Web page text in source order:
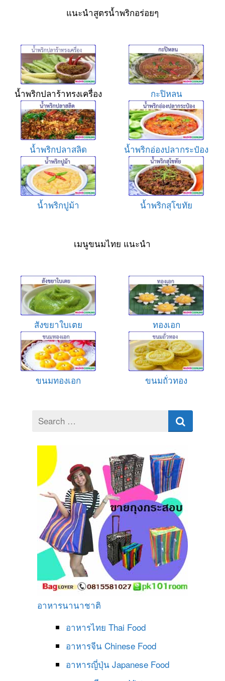
แนะนำสูตรน้ำพริกอร่อยๆ
น้ำพริกปลาร้าทรงเครื่อง กะปิหลน
น้ำพริกปลาสลิด น้ำพริกอ่องปลากระป๋อง
น้ำพริกปูม้า น้ำพริกสุโขทัย
เมนูขนมไทย แนะนำ
สังขยาใบเตย ทองเอก
ขนมทองเอก ขนมถั่วทอง
Search
for
อาหารนานาชาติ
อาหารไทย Thai Food
อาหารจีน Chinese Food
อาหารญี่ปุ่น Japanese Food